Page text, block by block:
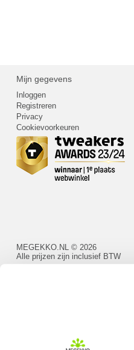
Mijn gegevens
Inloggen
Registreren
Privacy
Cookievoorkeuren
MEGEKKO.NL © 2026
Alle prijzen zijn inclusief BTW